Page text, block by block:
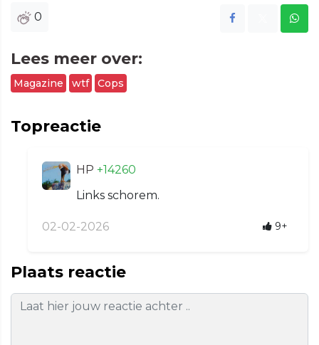
0
Lees meer over:
Magazine wtf Cops
Topreactie
HP +14260
Links schorem.
02-02-2026 9+
Plaats reactie